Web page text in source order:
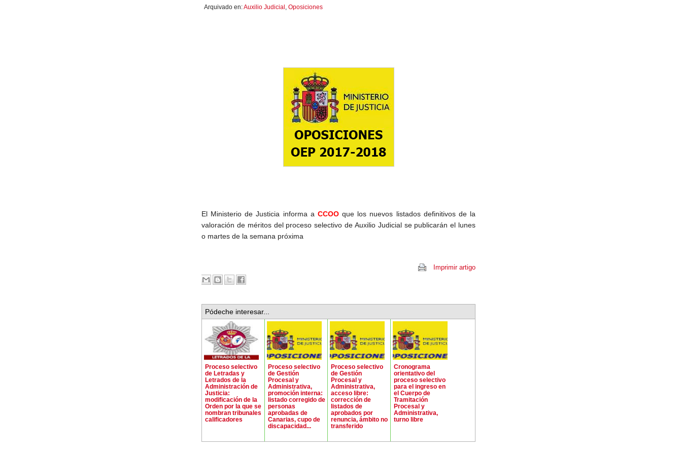
Arquivado en:Auxilio Judicial Oposiciones
El Ministerio de Justicia informa a CCOOque los nuevos listados definitivos de la
valoración de méritos del proceso selectivo de Auxilio Judicial se publicarán el lunes
o martes de la semana próxima
Imprimir artigo
Pódeche interesar...
Proceso selectivo
de Letradas y
Letrados de la
Administración de
Justicia:
modificación de la
Orden por la que se
nombran tribunales
calificadores
Proceso selectivo
de Gestión
Procesal y
Administrativa,
promoción interna:
listado corregido de
personas
aprobadas de
Canarias, cupo de
discapacidad...
Proceso selectivo
de Gestión
Procesal y
Administrativa,
acceso libre:
corrección de
listados de
aprobados por
renuncia, ámbito no
transferido
Cronograma
orientativo del
proceso selectivo
para el ingreso en
el Cuerpo de
Tramitación
Procesal y
Administrativa,
turno libre